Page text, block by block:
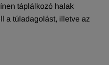
táplálkozó halak
a túladagolást, illetve az